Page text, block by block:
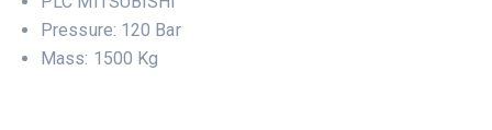
Pressure: 120 Bar
Mass: 1500 Kg